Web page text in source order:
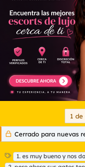
o
n
e
1 de
Cerrado para nuevas
E
t
1. es muy bueno y nos